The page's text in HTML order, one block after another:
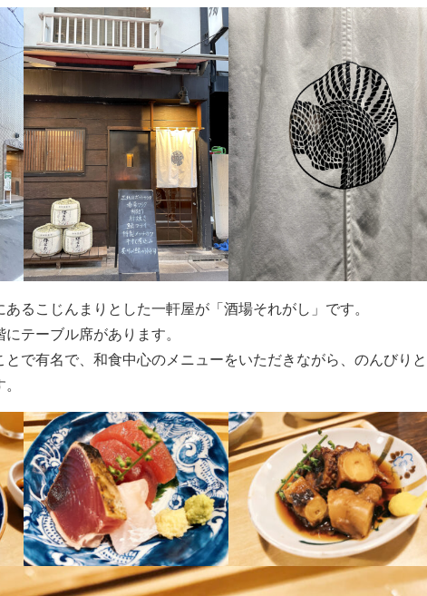
るこじんまりとした一軒屋が「酒場それがし」です。
テーブル席があります。
で有名で、和食中心のメニューをいただきながら、のんびりと